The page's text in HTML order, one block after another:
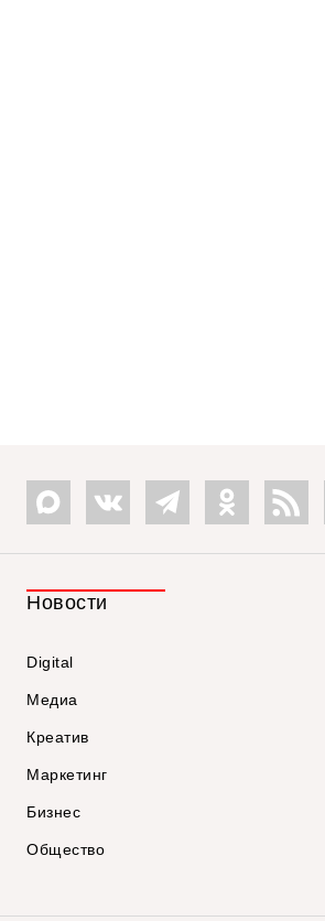
Новости
Digital
Медиа
Креатив
Маркетинг
Бизнес
Общество